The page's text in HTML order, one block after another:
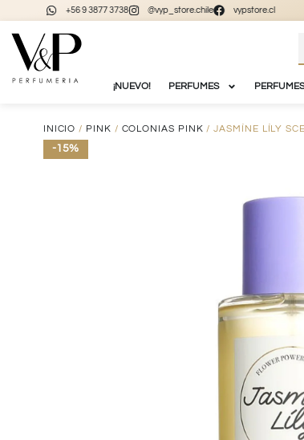
+56 9 3877 3738 @vyp_store.chile vypstore.cl
¡NUEVO! PERFUMES
INICIO / PINK / COLONIAS PINK / JASMÍNE LÍLY
-15%